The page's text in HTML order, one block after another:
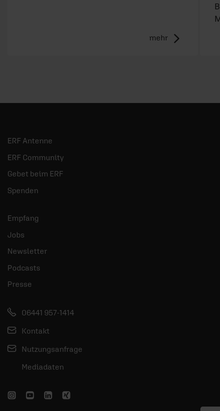
mehr
ERF Antenne
ERF Community
Gebet beim ERF
Spenden
Empfang
Jobs
Newsletter
Podcasts
Presse
06441 957-1414
Kontakt
Nutzungsanfrage
Mediadaten